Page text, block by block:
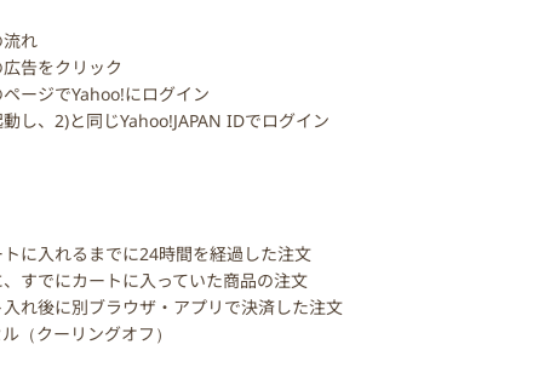
れ
告をクリック
ージでYahoo!にログイン
し、2)と同じYahoo!JAPAN IDでログイン
に入れるまでに24時間を経過した注文
すでにカートに入っていた商品の注文
れ後に別ブラウザ・アプリで決済した注文
（クーリングオフ）